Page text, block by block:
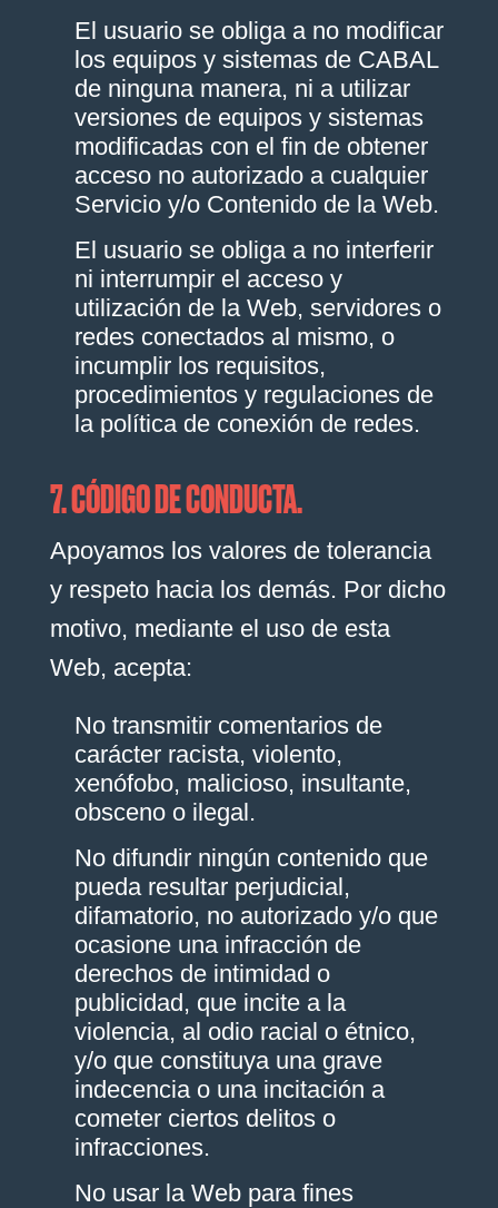
El usuario se obliga a no modificar
los equipos y sistemas de CABAL
de ninguna manera, ni a utilizar
versiones de equipos y sistemas
modificadas con el fin de obtener
acceso no autorizado a cualquier
Servicio y/o Contenido de la Web.
El usuario se obliga a no interferir
ni interrumpir el acceso y
utilización de la Web, servidores o
redes conectados al mismo, o
incumplir los requisitos,
procedimientos y regulaciones de
la política de conexión de redes.
7. CÓDIGO DE CONDUCTA.
Apoyamos los valores de tolerancia
y respeto hacia los demás. Por dicho
motivo, mediante el uso de esta
Web, acepta:
No transmitir comentarios de
carácter racista, violento,
xenófobo, malicioso, insultante,
obsceno o ilegal.
No difundir ningún contenido que
pueda resultar perjudicial,
difamatorio, no autorizado y/o que
ocasione una infracción de
derechos de intimidad o
publicidad, que incite a la
violencia, al odio racial o étnico,
y/o que constituya una grave
indecencia o una incitación a
cometer ciertos delitos o
infracciones.
No usar la Web para fines